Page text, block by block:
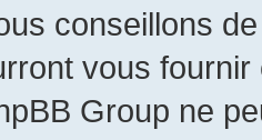
conseillons
vous
Group ne